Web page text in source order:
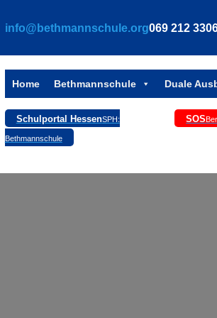
Inhalt
springen
info@bethmannschule.org069 212
Home Bethmannschule Duale
Schulportal HessenSPH:
Bethmannschule
SOS